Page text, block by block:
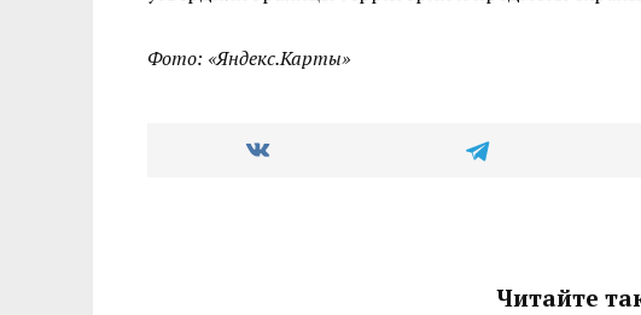
Фото: «Яндекс.Карты»
Читайте